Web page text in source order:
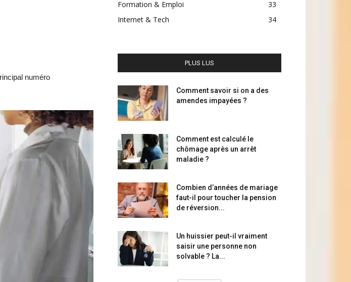
numéro
Formation & Emploi
33
Internet & Tech
34
PLUS LUS
Comment savoir si on a des
amendes impayées ?
Comment est calculé le
chômage après un arrêt
maladie ?
Combien d’années de mariage
faut-il pour toucher la pension
de réversion...
Un huissier peut-il vraiment
saisir une personne non
solvable ? La...